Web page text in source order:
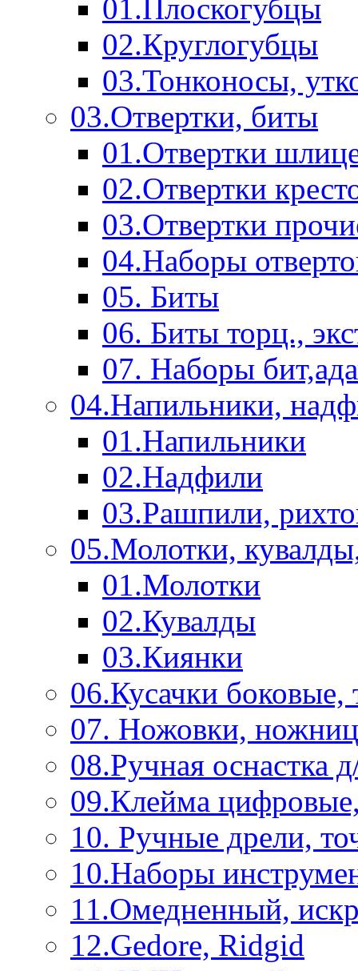
01.Плоскогубцы
02.Круглогубцы
03.Тонконосы,
03.Отвертки, биты
01.Отвертки
02.Отвертки
03.Отвертки
04.Наборы
05. Биты
06. Биты торц.,
07. Наборы
04.Напильники,
01.Напильники
02.Надфили
03.Рашпили,
05.Молотки,
01.Молотки
02.Кувалды
03.Киянки
06.Кусачки боковые,
07. Ножовки,
08.Ручная оснастка
09.Клейма
10. Ручные дрели,
10.Наборы
11.Омедненный,
12.Gedore, Ridgid